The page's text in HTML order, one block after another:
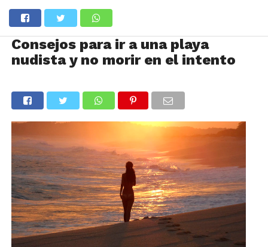
Consejos para ir a una playa
nudista y no morir en el intento